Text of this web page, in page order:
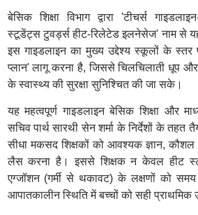
बेसिक शिक्षा विभाग द्वारा 'टीचर्स
स्टूडेंट्स टुवर्ड्स हीट-रिलेटेड इलनेसेज' नाम से यह
इस गाइडलाइन का मुख्य उद्देश्य स्कूलों के स्तर
प्लान' लागू करना है, जिससे चिलचिलाती धूप
के स्वास्थ्य की सुरक्षा सुनिश्चित की जा सके।
यह महत्वपूर्ण गाइडलाइन बेसिक शिक्षा और
सचिव पार्थ सारथी सेन शर्मा के निर्देशों के तहत
सीधा मकसद शिक्षकों को आवश्यक ज्ञान, कौशल
लैस करना है। इससे शिक्षक न केवल हीट
एग्जॉशन (गर्मी से थकावट) के लक्षणों को
आपातकालीन स्थिति में बच्चों को सही प्राथमिक